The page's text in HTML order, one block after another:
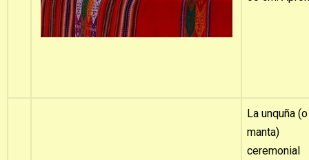
La unquña (o
manta)
ceremonial